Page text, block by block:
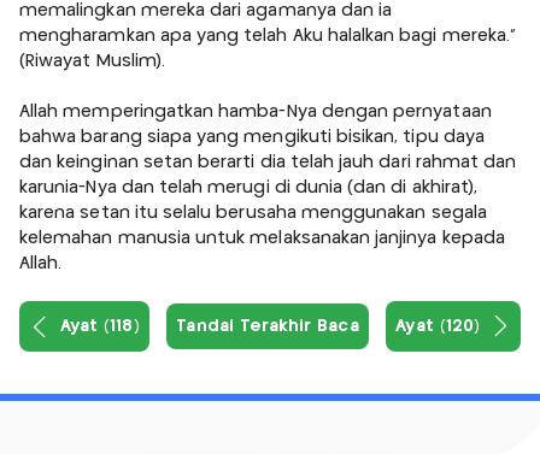
memalingkan mereka dari agamanya dan ia
mengharamkan apa yang telah Aku halalkan bagi mereka."
(Riwayat Muslim).
Allah memperingatkan hamba-Nya dengan pernyataan
bahwa barang siapa yang mengikuti bisikan, tipu daya
dan keinginan setan berarti dia telah jauh dari rahmat dan
karunia-Nya dan telah merugi di dunia (dan di akhirat),
karena setan itu selalu berusaha menggunakan segala
kelemahan manusia untuk melaksanakan janjinya kepada
Allah.
Ayat (118) Tandai Terakhir Baca Ayat (120)